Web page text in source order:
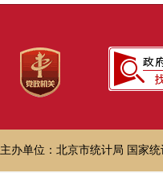
主办单位：北京市统计局 国家